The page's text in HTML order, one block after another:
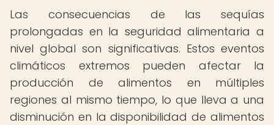
Las consecuencias de las sequías
prolongadas en la seguridad alimentaria a
nivel global son significativas. Estos eventos
climáticos extremos pueden afectar la
producción de alimentos en múltiples
regiones al mismo tiempo, lo que lleva a una
disminución en la disponibilidad de alimentos